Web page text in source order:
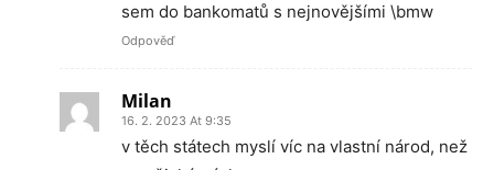
sem do bankomatů s nejnovějšími \bmw
Odpověď
Milan
16. 2. 2023 At 9:35
v těch státech myslí víc na vlastní národ, než